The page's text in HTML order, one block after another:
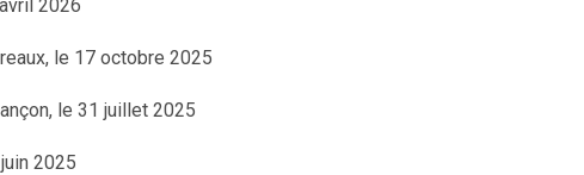
2026
le 17 octobre 2025
le 31 juillet 2025
2025